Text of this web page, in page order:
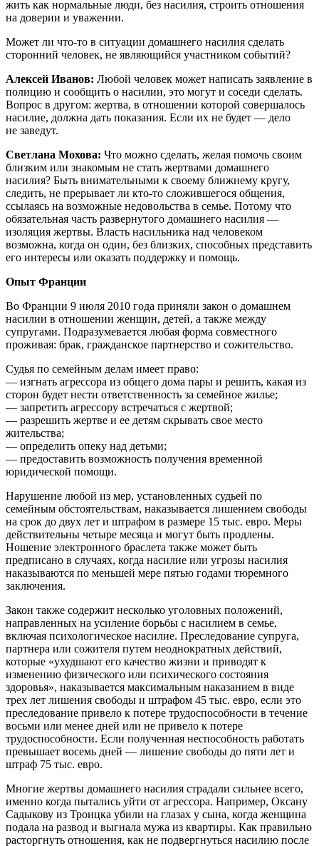
жить как нормальные люди, без насилия, строить отношения
на доверии и уважении.
Может ли что-то в ситуации домашнего насилия сделать
сторонний человек, не являющийся участником событий?
Алексей Иванов: Любой человек может написать заявление в
полицию и сообщить о насилии, это могут и соседи сделать.
Вопрос в другом: жертва, в отношении которой совершалось
насилие, должна дать показания. Если их не будет — дело
не заведут.
Светлана Мохова: Что можно сделать, желая помочь своим
близким или знакомым не стать жертвами домашнего
насилия? Быть внимательными к своему ближнему кругу,
следить, не прерывает ли кто-то сложившегося общения,
ссылаясь на возможные недовольства в семье. Потому что
обязательная часть развернутого домашнего насилия —
изоляция жертвы. Власть насильника над человеком
возможна, когда он один, без близких, способных представить
его интересы или оказать поддержку и помощь.
Опыт Франции
Во Франции 9 июля 2010 года приняли закон о домашнем
насилии в отношении женщин, детей, а также между
супругами. Подразумевается любая форма совместного
проживая: брак, гражданское партнерство и сожительство.
Судья по семейным делам имеет право:
— изгнать агрессора из общего дома пары и решить, какая из
сторон будет нести ответственность за семейное жилье;
— запретить агрессору встречаться с жертвой;
— разрешить жертве и ее детям скрывать свое место
жительства;
— определить опеку над детьми;
— предоставить возможность получения временной
юридической помощи.
Нарушение любой из мер, установленных судьей по
семейным обстоятельствам, наказывается лишением свободы
на срок до двух лет и штрафом в размере 15 тыс. евро. Меры
действительны четыре месяца и могут быть продлены.
Ношение электронного браслета также может быть
предписано в случаях, когда насилие или угрозы насилия
наказываются по меньшей мере пятью годами тюремного
заключения.
Закон также содержит несколько уголовных положений,
направленных на усиление борьбы с насилием в семье,
включая психологическое насилие. Преследование супруга,
партнера или сожителя путем неоднократных действий,
которые «ухудшают его качество жизни и приводят к
изменению физического или психического состояния
здоровья», наказывается максимальным наказанием в виде
трех лет лишения свободы и штрафом 45 тыс. евро, если это
преследование привело к потере трудоспособности в течение
восьми или менее дней или не привело к потере
трудоспособности. Если полученная неспособность работать
превышает восемь дней — лишение свободы до пяти лет и
штраф 75 тыс. евро.
Многие жертвы домашнего насилия страдали сильнее всего,
именно когда пытались уйти от агрессора. Например, Оксану
Садыкову из Троицка убили на глазах у сына, когда женщина
подала на развод и выгнала мужа из квартиры. Как правильно
расторгнуть отношения, как не подвергнуться насилию после